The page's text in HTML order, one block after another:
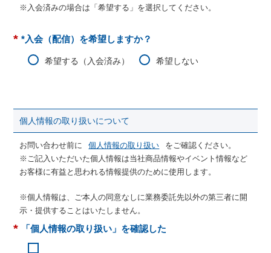
※入会済みの場合は「希望する」を選択してください。
* *入会（配信）を希望しますか？
希望する（入会済み） 希望しない
個人情報の取り扱いについて
お問い合わせ前に 個人情報の取り扱い
をご確認ください。
※ご記入いただいた個人情報は当社商品情報やイベント情報など
お客様に有益と思われる情報提供のために使用します。
※個人情報は、ご本人の同意なしに業務委託先以外の第三者に開
示・提供することはいたしません。
* 「個人情報の取り扱い」を確認した